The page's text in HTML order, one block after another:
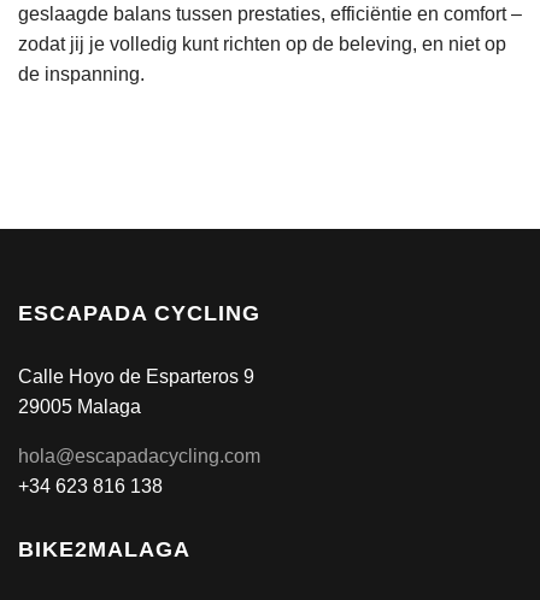
geslaagde balans tussen prestaties, efficiëntie en comfort –
zodat jij je volledig kunt richten op de beleving, en niet op
de inspanning.
ESCAPADA CYCLING
Calle Hoyo de Esparteros 9
29005 Malaga
hola@escapadacycling.com
+34 623 816 138
BIKE2MALAGA